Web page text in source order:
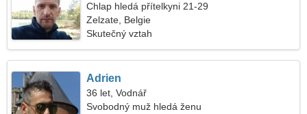
Chlap hledá přítelkyni 21-29
Zelzate, Belgie
Skutečný vztah
Adrien
36 let, Vodnář
Svobodný muž hledá ženu